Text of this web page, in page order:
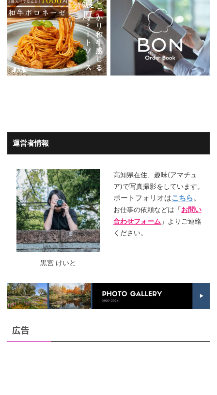
運営者情報
黒宮 けいと
高知県在住、趣味(アマチュ
ア)で写真撮影をしています。
ポートフォリオはこちら。
お仕事の依頼などは「お問い
合わせフォーム 」よりご連絡
ください。
広告